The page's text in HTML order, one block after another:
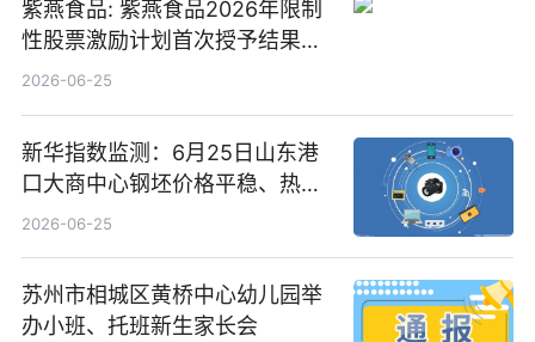
紫燕食品: 紫燕食品2026年限制
性股票激励计划首次授予结果公
告-微资讯
2026-06-25
新华指数监测：6月25日山东港
口大商中心钢坯价格平稳、热轧
C料价格微幅下跌
2026-06-25
苏州市相城区黄桥中心幼儿园举
办小班、托班新生家长会